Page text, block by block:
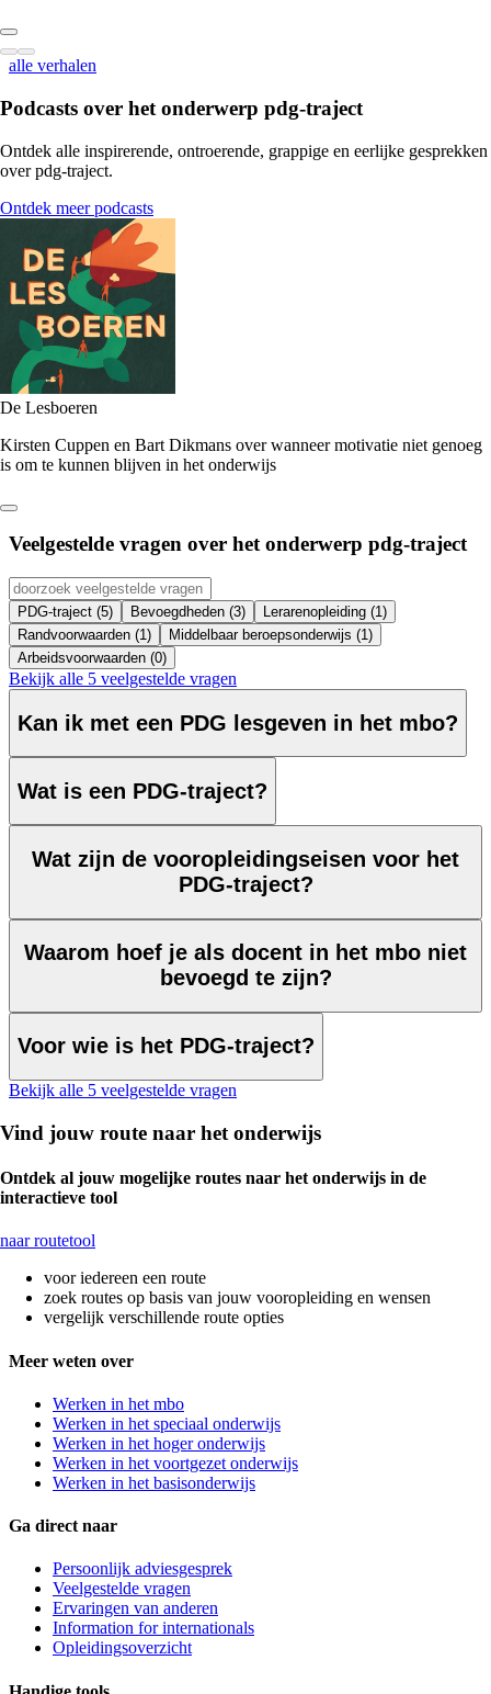
alle verhalen
Podcasts over het onderwerp pdg-traject
Ontdek alle inspirerende, ontroerende, grappige en eerlijke gesprekken
over pdg-traject.
Ontdek meer podcasts
De Lesboeren
Kirsten Cuppen en Bart Dikmans over wanneer motivatie niet genoeg
is om te kunnen blijven in het onderwijs
Veelgestelde vragen over het onderwerp pdg-traject
PDG-traject (5) Bevoegdheden (3)
Lerarenopleiding (1)
Randvoorwaarden (1)
Middelbaar beroepsonderwijs (1)
Arbeidsvoorwaarden (0)
Bekijk alle 5 veelgestelde vragen
Kan ik met een PDG lesgeven in het mbo?
Wat is een PDG-traject?
Wat zijn de vooropleidingseisen voor het
PDG-traject?
Waarom hoef je als docent in het mbo niet
bevoegd te zijn?
Voor wie is het PDG-traject?
Bekijk alle 5 veelgestelde vragen
Vind jouw route naar het onderwijs
Ontdek al jouw mogelijke routes naar het onderwijs in de
interactieve tool
naar routetool
voor iedereen een route
zoek routes op basis van jouw vooropleiding en wensen
vergelijk verschillende route opties
Meer weten over
Werken in het mbo
Werken in het speciaal onderwijs
Werken in het hoger onderwijs
Werken in het voortgezet onderwijs
Werken in het basisonderwijs
Ga direct naar
Persoonlijk adviesgesprek
Veelgestelde vragen
Ervaringen van anderen
Information for internationals
Opleidingsoverzicht